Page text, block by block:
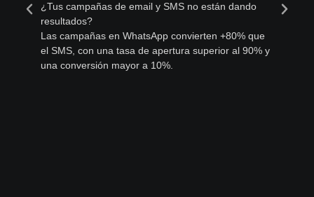
¿Tus campañas de email y SMS no están dando
resultados?
Las campañas en WhatsApp convierten +80% que
el SMS, con una tasa de apertura superior al 90% y
una conversión mayor a 10%.